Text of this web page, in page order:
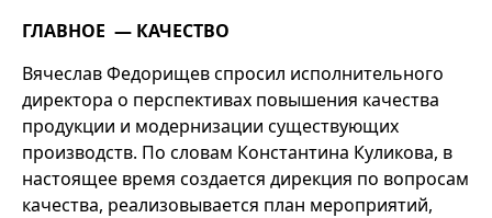
ГЛАВНОЕ — КАЧЕСТВО
Вячеслав Федорищев спросил исполнительного
директора о перспективах повышения качества
продукции и модернизации существующих
производств. По словам Константина Куликова, в
настоящее время создается дирекция по вопросам
качества, реализовывается план мероприятий,